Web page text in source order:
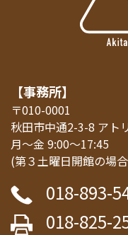
【事務所】
〒010-0001
秋田市中通2-3-8 アト
月～金 9:00～17:45
(第３土曜日開館の場
018-893-
018-825-